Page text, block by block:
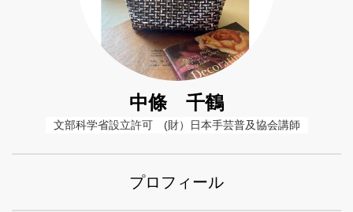
中條 千鶴
文部科学省設立許可　(財）日本手芸普及協会講師
プロフィール